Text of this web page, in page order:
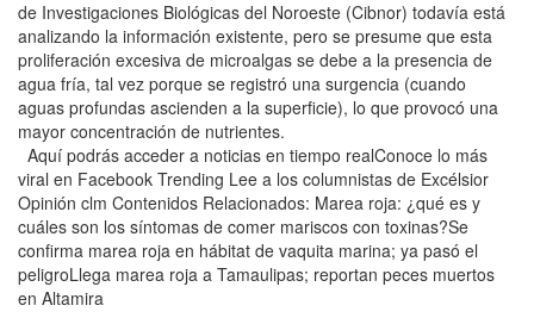
de Investigaciones Biológicas del Noroeste (Cibnor) todavía está
analizando la información existente, pero se presume que esta
proliferación excesiva de microalgas se debe a la presencia de
agua fría, tal vez porque se registró una surgencia (cuando
aguas profundas ascienden a la superficie), lo que provocó una
mayor concentración de nutrientes.
Aquí podrás acceder a noticias en tiempo realConoce lo más
viral en Facebook Trending Lee a los columnistas de Excélsior
Opinión clm Contenidos Relacionados: Marea roja: ¿qué es y
cuáles son los síntomas de comer mariscos con toxinas?Se
confirma marea roja en hábitat de vaquita marina; ya pasó el
peligroLlega marea roja a Tamaulipas; reportan peces muertos
en Altamira